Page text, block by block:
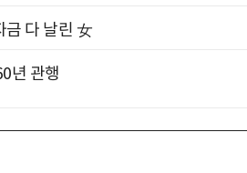
다 날린 女
년 관행